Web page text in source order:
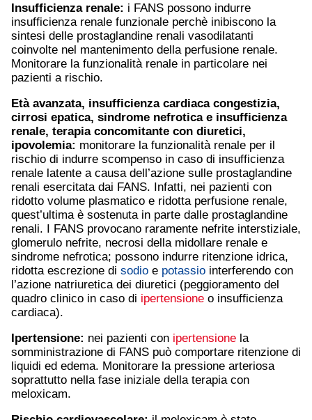
Insufficienza renale: i FANS possono indurre
insufficienza renale funzionale perchè inibiscono la
sintesi delle prostaglandine renali vasodilatanti
coinvolte nel mantenimento della perfusione renale.
Monitorare la funzionalità renale in particolare nei
pazienti a rischio.
Età avanzata, insufficienza cardiaca congestizia,
cirrosi epatica, sindrome nefrotica e insufficienza
renale, terapia concomitante con diuretici,
ipovolemia: monitorare la funzionalità renale per il
rischio di indurre scompenso in caso di insufficienza
renale latente a causa dell’azione sulle prostaglandine
renali esercitata dai FANS. Infatti, nei pazienti con
ridotto volume plasmatico e ridotta perfusione renale,
quest’ultima è sostenuta in parte dalle prostaglandine
renali. I FANS provocano raramente nefrite interstiziale,
glomerulo nefrite, necrosi della midollare renale e
sindrome nefrotica; possono indurre ritenzione idrica,
ridotta escrezione di sodio e potassio interferendo con
l’azione natriuretica dei diuretici (peggioramento del
quadro clinico in caso di ipertensione o insufficienza
cardiaca).
Ipertensione: nei pazienti con ipertensione la
somministrazione di FANS può comportare ritenzione di
liquidi ed edema. Monitorare la pressione arteriosa
soprattutto nella fase iniziale della terapia con
meloxicam.